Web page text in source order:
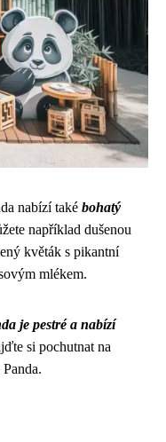
nabízí také bohatý
například dušenou
květák s pikantní
mlékem.
je pestré a nabízí
si pochutnat na